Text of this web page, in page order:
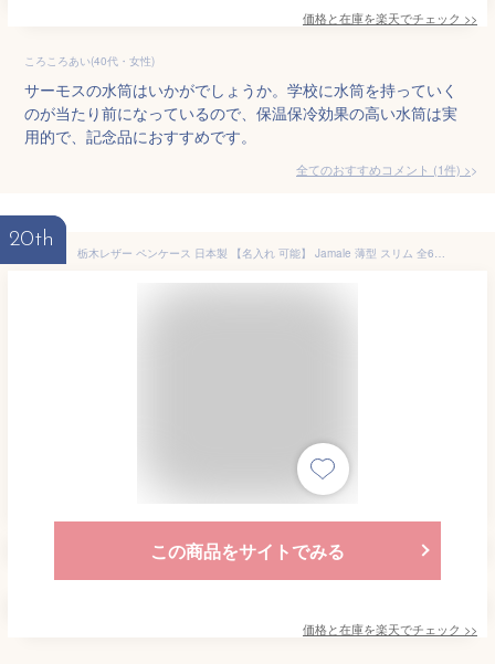
価格と在庫を楽天でチェック >>
ころころあい(40代・女性)
サーモスの水筒はいかがでしょうか。学校に水筒を持っていく
のが当たり前になっているので、保温保冷効果の高い水筒は実
用的で、記念品におすすめです。
全てのおすすめコメント (1件) >
20th
栃木レザー ペンケース 日本製 【名入れ 可能】 Jamale 薄型 スリム 全6色 牛革 本革 筆箱 ペン入れ 筆入れ スリム【ネコポスで送料無料】 卒業 記念品 レザー ギフト プレゼント 4FA (07000352r)
この商品をサイトでみる
価格と在庫を楽天でチェック >>